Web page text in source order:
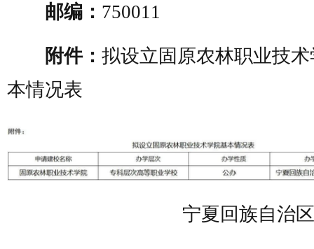
邮编： 750011
附件： 拟设立固原农林职业技
本情况表
宁夏回族自治区